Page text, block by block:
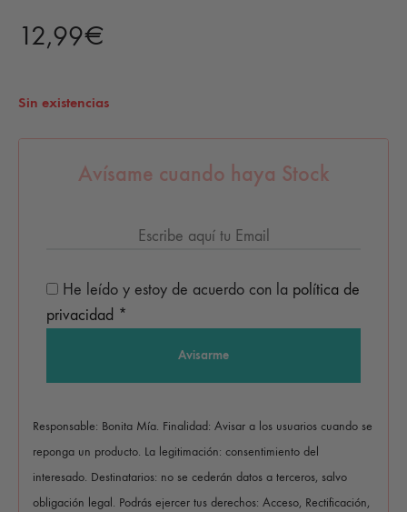
12,99€
Sin existencias
Avísame cuando haya Stock
He leído y estoy de acuerdo con la política de
privacidad *
Responsable: Bonita Mía. Finalidad: Avisar a los usuarios cuando se
reponga un producto. La legitimación: consentimiento del
interesado. Destinatarios: no se cederán datos a terceros, salvo
obligación legal. Podrás ejercer tus derechos: Acceso, Rectificación,